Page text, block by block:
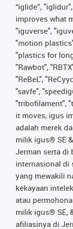
“iglide”,
improves what
"iguverse",
"motion
"plastics for
"Rawbot",
"ReBeL",
"savfe",
"tribofilament",
it moves, igus
adalah merek
milik igus® SE
Jerman serta di
internasional di
yang mewakili
kekayaan
atau
milik igus® SE,
afiliasinya di